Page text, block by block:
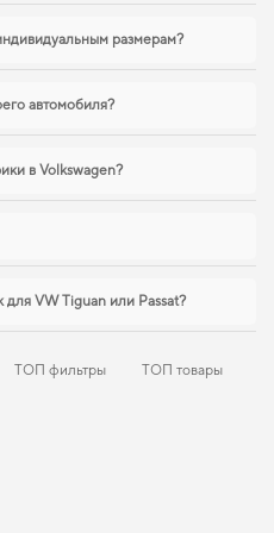
eva коврики для byd yuanстановятся
и в дальнейшем помогать вам
размерам?
автомобиля?
в Volkswagen?
для VW Tiguan или Passat?
ТОП фильтры ТОП товары